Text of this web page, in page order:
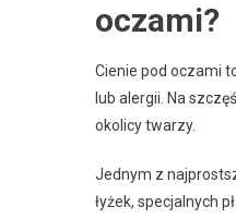
oczami?
Cienie pod oczami
lub alergii. Na
okolicy twarzy.
Jednym z
łyżek, specjalnych